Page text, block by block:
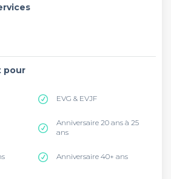
pour
EVG & EVJF
Anniversaire 20 ans à 25
ans
Anniversaire 40+ ans